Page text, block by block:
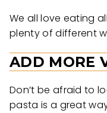
We all love eating
plenty of different
ADD MORE
Don’t be afraid to
pasta is a great